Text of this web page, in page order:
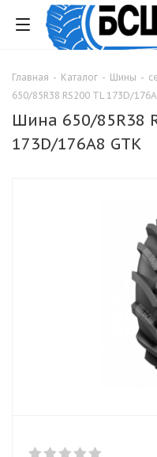
Главная - Каталог - Шины -
650/85R38 RS200 TL 173D/
Шина 650/85R38
173D/176А8 GTK